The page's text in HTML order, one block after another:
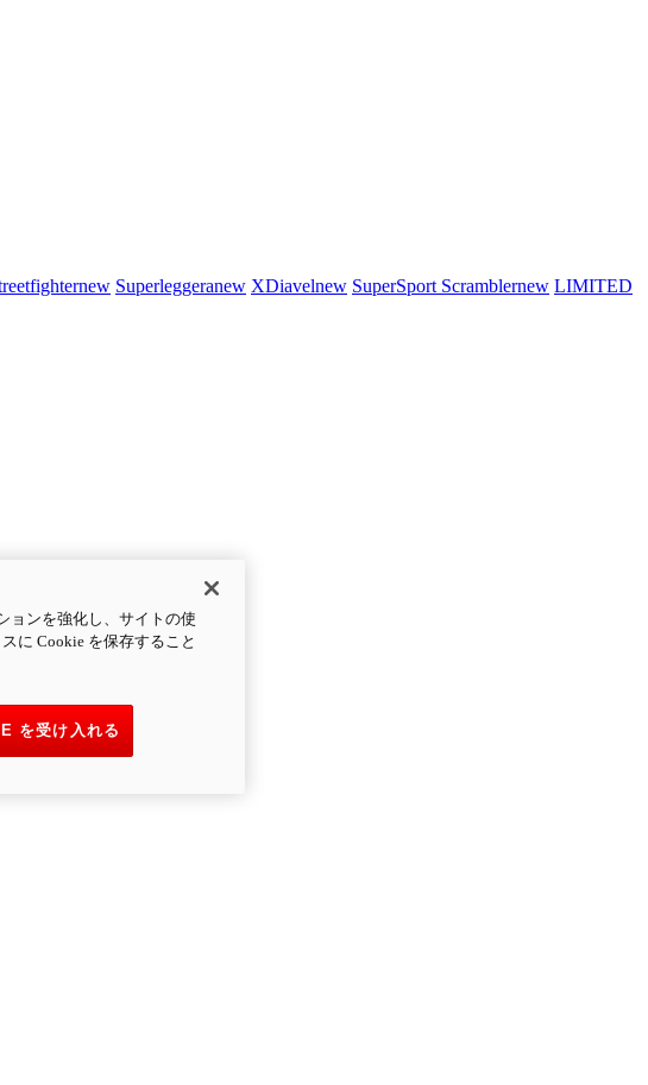
new Superleggeranew XDiavelnew SuperSport Scramblernew LIMITED
ョンを強化し、サイトの使
に Cookie を保存すること
を受け入れる